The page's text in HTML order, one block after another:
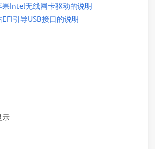
果Intel无线网卡驱动的说明
引导USB接口的说明
示